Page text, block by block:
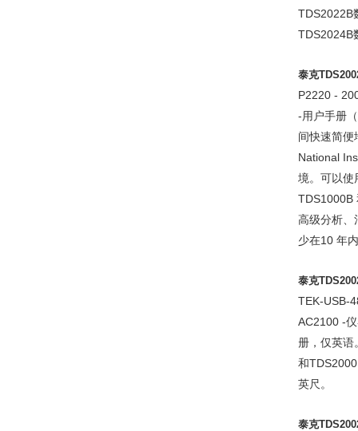
TDS2022B
TDS2024B
泰克
P2220 -
-用户手册
间快速简便
National
境。可以使
TDS1000B
高级分析、
少在10 年
泰克
TEK-USB-
AC2100 -
册，仅英语
和
英尺。
泰克